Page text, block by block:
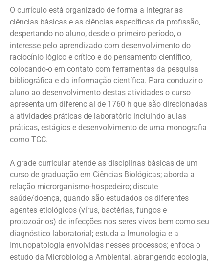
O currículo está organizado de forma a integrar as
ciências básicas e as ciências específicas da profissão,
despertando no aluno, desde o primeiro período, o
interesse pelo aprendizado com desenvolvimento do
raciocínio lógico e crítico e do pensamento científico,
colocando-o em contato com ferramentas da pesquisa
bibliográfica e da informação científica. Para conduzir o
aluno ao desenvolvimento destas atividades o curso
apresenta um diferencial de 1760 h que são direcionadas
a atividades práticas de laboratório incluindo aulas
práticas, estágios e desenvolvimento de uma monografia
como TCC.
A grade curricular atende as disciplinas básicas de um
curso de graduação em Ciências Biológicas; aborda a
relação microrganismo-hospedeiro; discute
saúde/doença, quando são estudados os diferentes
agentes etiológicos (vírus, bactérias, fungos e
protozoários) de infecções nos seres vivos bem como seu
diagnóstico laboratorial; estuda a Imunologia e a
Imunopatologia envolvidas nesses processos; enfoca o
estudo da Microbiologia Ambiental, abrangendo ecologia,